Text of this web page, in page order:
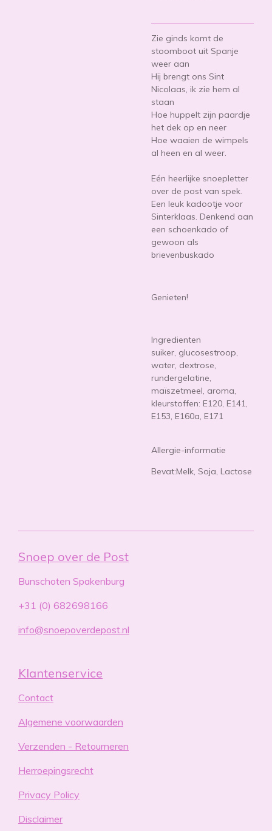
Zie ginds komt de
stoomboot uit Spanje
weer aan
Hij brengt ons Sint
Nicolaas, ik zie hem al
staan
Hoe huppelt zijn paardje
het dek op en neer
Hoe waaien de wimpels
al heen en al weer.
Eén heerlijke snoepletter
over de post van spek.
Een leuk kadootje voor
Sinterklaas. Denkend aan
een schoenkado of
gewoon als
brievenbuskado
Genieten!
Ingredienten
suiker, glucosestroop,
water, dextrose,
rundergelatine,
maïszetmeel, aroma,
kleurstoffen: E120, E141,
E153, E160a, E171
Allergie-informatie
Bevat:Melk, Soja, Lactose
Snoep over de Post
Bunschoten Spakenburg
+31 (0) 682698166
info@snoepoverdepost.nl
Klantenservice
Contact
Algemene voorwaarden
Verzenden - Retourneren
Herroepingsrecht
Privacy Policy
Disclaimer